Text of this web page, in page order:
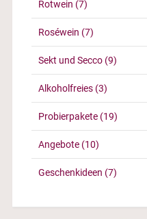
Rotwein (7)
Roséwein (7)
Sekt und Secco (9)
Alkoholfreies (3)
Probierpakete (19)
Angebote (10)
Geschenkideen (7)